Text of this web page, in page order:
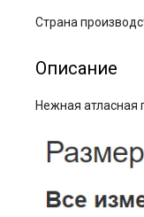
Страна
Описание
Нежная атласная